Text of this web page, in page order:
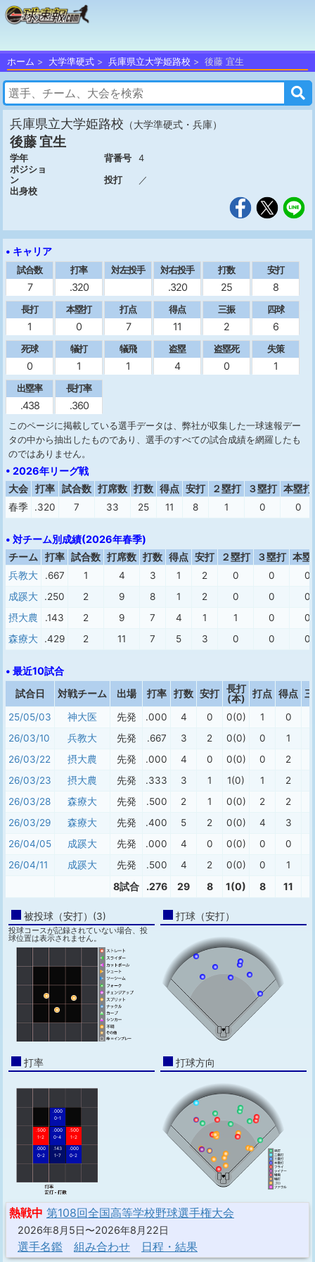
ホーム 大学準硬式 兵庫県立大学姫路校 後藤 宜生
兵庫県立大学姫路校 （大学準硬式・兵庫）
後藤 宜生
学年 背番号
4
ポジショ
ン
投打
／
出身校
• キャリア
試合数
7
打率
.320
対左投手 対右投手
.320
打数
25
安打
8
長打
1
本塁打
0
打点
7
得点
11
三振
2
四球
6
死球
0
犠打
1
犠飛
1
盗塁
4
盗塁死
0
失策
1
出塁率
.438
長打率
.360
このページに掲載している選手データは、弊社が収集した一球速報デー
タの中から抽出したものであり、選手のすべての試合成績を網羅したも
のではありません。
• 2026年リーグ戦
大会 打率 試合数 打席数 打数 得点 安打 ２塁打 ３塁打 本塁打
春季
.320 7 33 25 11 8 1 0 0
• 対チーム別成績(2026年春季)
チーム 打率 試合数 打席数 打数 得点 安打 ２塁打 ３塁打 本塁
兵教大
.667 1 4 3 1 2 0 0
0
成蹊大
.250 2 9 8 1 2 0 0
0
摂大農
.143 2 9 7 4 1 1 0
0
森療大
.429 2 11 7 5 3 0 0 0
• 最近10試合
試合日 対戦チーム 出場 打率 打数 安打
長打
(本)
打点 得点
25/05/03 神大医 先発 .000 4 0 0(0) 1 0
26/03/10
兵教大 先発 .667 3 2 0(0) 0 1
26/03/22
摂大農 先発 .000 4 0 0(0) 0 2
26/03/23
摂大農 先発 .333 3 1 1(0) 1 2
26/03/28
森療大 先発 .500 2 1 0(0) 2 2
26/03/29
森療大 先発 .400 5 2 0(0) 4 3
26/04/05
成蹊大 先発 .000 4 0 0(0) 0 0
26/04/11
成蹊大 先発 .500 4 2 0(0) 0 1
8試合 .276 29 8 1(0) 8 11
被投球（安打）(3)
投球コースが記録されていない場合、投
球位置は表示されません。
打球（安打）
打率
.000
0-1
.500
1-2
.000
0-4
.500
1-2
.000
0-2
.143
1-7
.000
0-2
打球方向
熱戦中 第108回全国高等学校野球選手権大会
2026年8月5日〜2026年8月22日
選手名鑑 組み合わせ 日程・結果